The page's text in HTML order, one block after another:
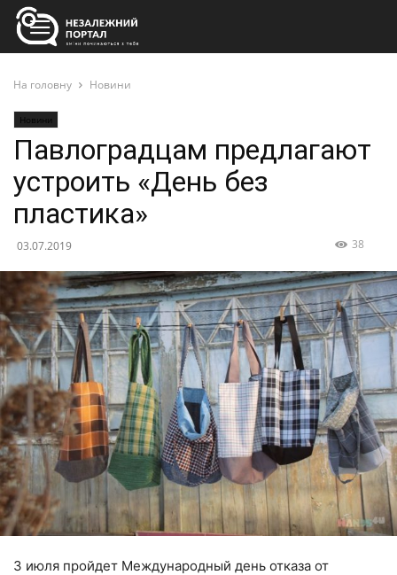
На головну Новини
Новини
Павлоградцам предлагают
устроить «День без
пластика»
03.07.2019 38
3 июля пройдет Международный день отказа от